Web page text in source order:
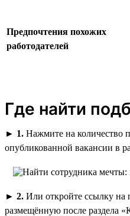
Предпочтения похожих
работодателей
Где найти
► 1. Нажмите на количество
опубликованной вакансии в
► 2. Или откройте ссылку на
размещённую после раздела